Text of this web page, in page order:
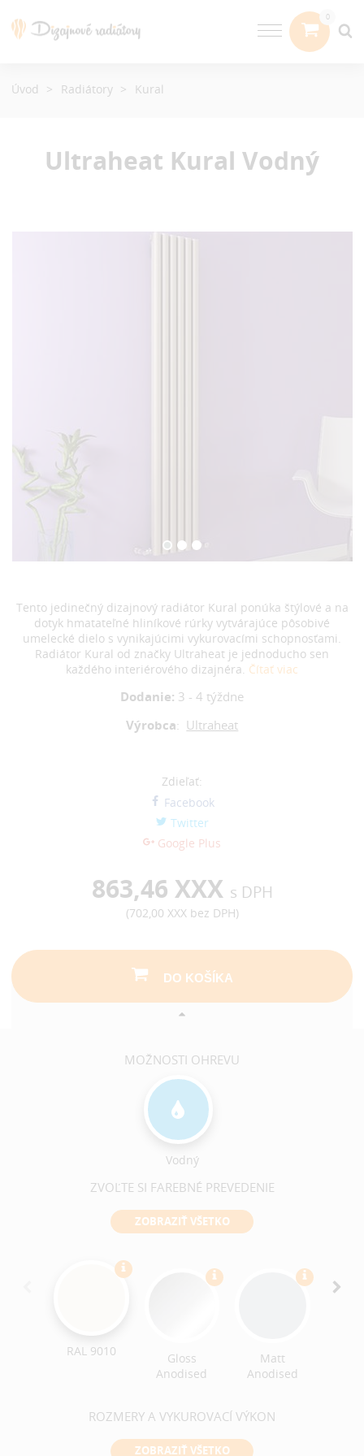
Ultraheat Kural Vodný
Tento jedinečný dizajnový radiátor Kural ponúka štýlové a na
dotyk hmatateľné hliníkové rúrky vytvárajúce pôsobivé
umelecké dielo s vynikajúcimi vykurovacími schopnosťami.
Radiátor Kural od značky Ultraheat je jednoducho sen
každého interiérového dizajnéra. Čítať viac
Dodanie: 3 - 4 týždne
Výrobca: Ultraheat
Zdieľať:
Facebook
Twitter
Google Plus
863,46 XXX s DPH
(702,00 XXXbez DPH)
DO KOŠÍKA
MOŽNOSTI OHREVU
Vodný
ZVOĽTE SI FAREBNÉ PREVEDENIE
ZOBRAZIŤ VŠETKO
RAL 9010
Gloss
Anodised
Matt
Anodised
ROZMERY A VYKUROVACÍ VÝKON
ZOBRAZIŤ VŠETKO
Úvod Radiátory Kural